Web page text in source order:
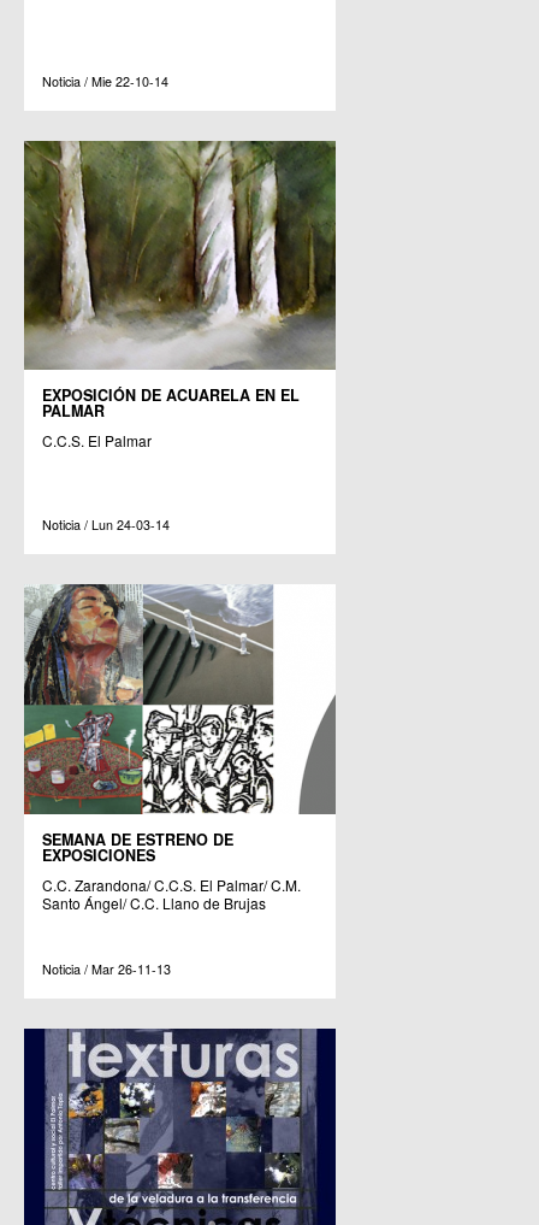
Noticia / Mie 22-10-14
EXPOSICIÓN DE ACUARELA EN EL
PALMAR
C.C.S. El Palmar
Noticia / Lun 24-03-14
SEMANA DE ESTRENO DE
EXPOSICIONES
C.C. Zarandona/ C.C.S. El Palmar/ C.M.
Santo Ángel/ C.C. Llano de Brujas
Noticia / Mar 26-11-13